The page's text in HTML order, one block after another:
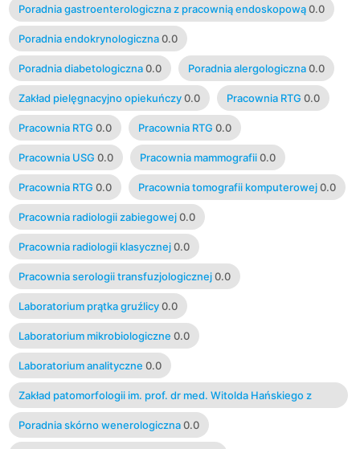
Poradnia gastroenterologiczna z pracownią endoskopową 0.0
Poradnia endokrynologiczna 0.0
Poradnia diabetologiczna 0.0 Poradnia alergologiczna 0.0
Zakład pielęgnacyjno opiekuńczy 0.0 Pracownia RTG 0.0
Pracownia RTG 0.0 Pracownia RTG 0.0
Pracownia USG 0.0 Pracownia mammografii 0.0
Pracownia RTG 0.0 Pracownia tomografii komputerowej 0.0
Pracownia radiologii zabiegowej 0.0
Pracownia radiologii klasycznej 0.0
Pracownia serologii transfuzjologicznej 0.0
Laboratorium prątka gruźlicy 0.0
Laboratorium mikrobiologiczne 0.0
Laboratorium analityczne 0.0
Zakład patomorfologii im. prof. dr med. Witolda Hańskiego z
pracownią histopatologiczną 0.0
Poradnia skórno wenerologiczna 0.0